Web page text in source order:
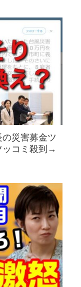
災害募金ツ
ッコミ殺到→